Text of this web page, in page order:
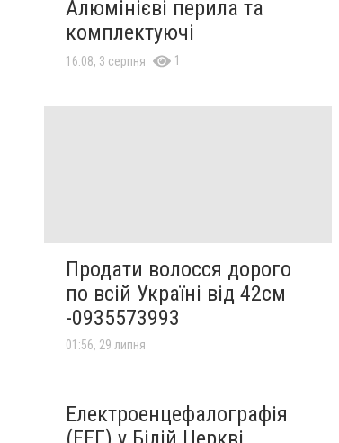
Алюмінієві перила та
комплектуючі
16:08, 3 серпня 1
Продати волосся дорого
по всій Україні від 42см
-0935573993
01:56, 29 липня
Електроенцефалографія